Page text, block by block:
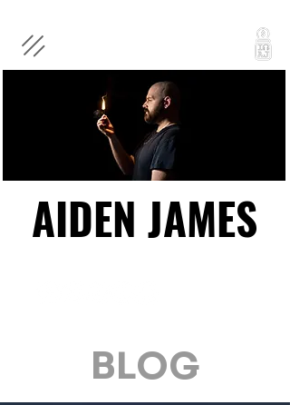
AIDEN JAMES
AIDEN JAMES
BLOG